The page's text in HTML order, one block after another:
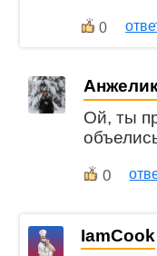
0
Ой, ты
0
IamCook